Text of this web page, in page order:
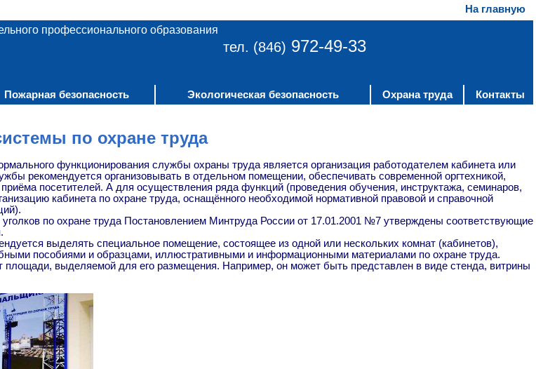
На главную
профессионального образования
тел. (846) 972-49-33
Пожарная безопасность Экологическая безопасность Охрана труда Контакты
по охране труда
функционирования службы охраны труда является организация работодателем кабинета или
рекомендуется организовывать в отдельном помещении, обеспечивать современной оргтехникой,
посетителей. А для осуществления ряда функций (проведения обучения, инструктажа, семинаров,
кабинета по охране труда, оснащённого необходимой нормативной правовой и справочной
по охране труда Постановлением Минтруда России от 17.01.2001 №7 утверждены соответствующие
выделять специальное помещение, состоящее из одной или нескольких комнат (кабинетов),
пособиями и образцами, иллюстративными и информационными материалами по охране труда.
площади, выделяемой для его размещения. Например, он может быть представлен в виде стенда, витрины